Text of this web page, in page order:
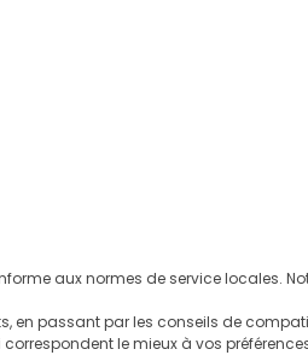
aux normes de service locales.
passant par les conseils de
le mieux à vos